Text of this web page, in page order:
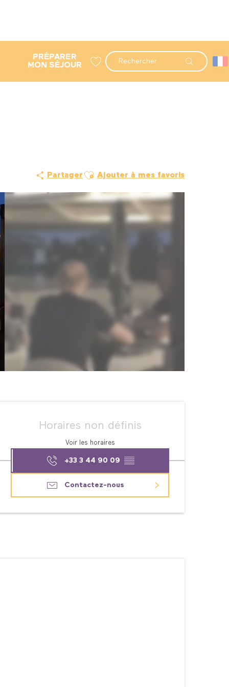
Recherche
PRÉPARER
MON SÉJOUR
Partager Ajouter aux favoris
Ajouter à mes favoris
Ouverture et
Horaires non définis
Voir les horaires
+33 3 44 90 09 ▒▒
Contactez-nous